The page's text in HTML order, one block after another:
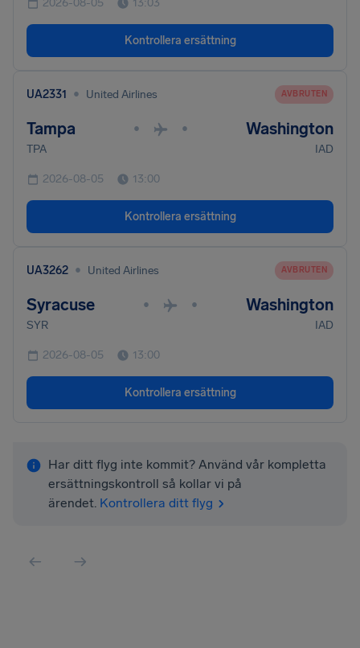
2026-08-05 13:03
Kontrollera ersättning
UA2331 • United Airlines AVBRUTEN
Tampa • • Washington
TPA IAD
2026-08-05 13:00
Kontrollera ersättning
UA3262 • United Airlines AVBRUTEN
Syracuse • • Washington
SYR IAD
2026-08-05 13:00
Kontrollera ersättning
Har ditt flyg inte kommit? Använd vår kompletta
ersättningskontroll så kollar vi på
ärendet. Kontrollera ditt flyg